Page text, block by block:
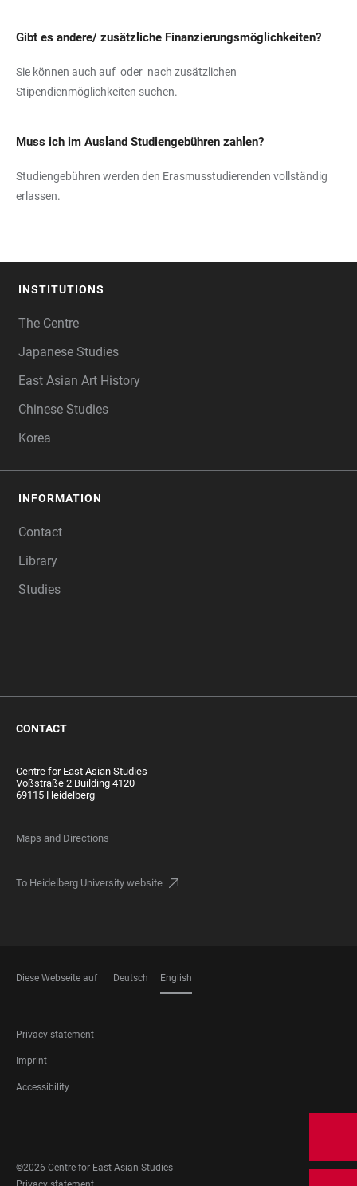
Gibt es andere/ zusätzliche Finanzierungsmöglichkeiten?
Sie können auch auf oder nach zusätzlichen
Stipendienmöglichkeiten suchen.
Muss ich im Ausland Studiengebühren zahlen?
Studiengebühren werden den Erasmusstudierenden vollständig
erlassen.
INSTITUTIONS
The Centre
Japanese Studies
East Asian Art History
Chinese Studies
Korea
INFORMATION
Contact
Library
Studies
CONTACT
Centre for East Asian Studies
Voßstraße 2 Building 4120
69115 Heidelberg
Maps and Directions
To Heidelberg University website
Diese Webseite auf Deutsch English
FOOTER
LEGAL
Privacy statement
Imprint
Accessibility
MEDIA
©2026 Centre for East Asian Studies